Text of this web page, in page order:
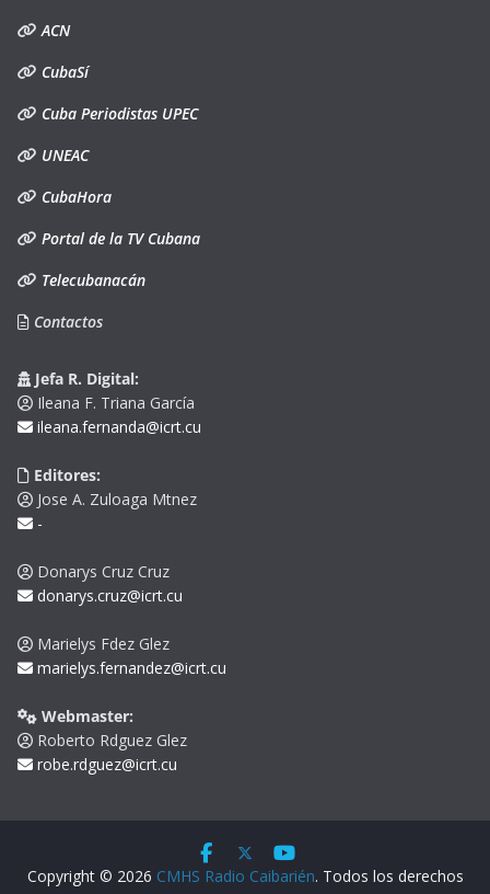
ACN
CubaSí
Cuba Periodistas UPEC
UNEAC
CubaHora
Portal de la TV Cubana
Telecubanacán
Contactos
Jefa R. Digital:
Ileana F. Triana García
ileana.fernanda@icrt.cu
Editores:
Jose A. Zuloaga Mtnez
-
Donarys Cruz Cruz
donarys.cruz@icrt.cu
Marielys Fdez Glez
marielys.fernandez@icrt.cu
Webmaster:
Roberto Rdguez Glez
robe.rdguez@icrt.cu
Copyright © 2026 CMHS Radio Caibarién. Todos los derechos